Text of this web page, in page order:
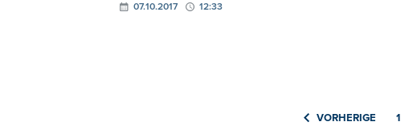
07.10.2017 12:33
VORHERIGE 1